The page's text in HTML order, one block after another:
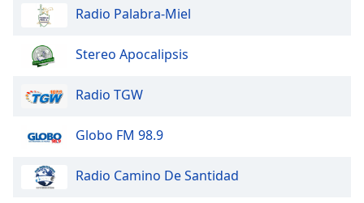
window.
Radio Palabra-Miel
Stereo Apocalipsis
Radio TGW
Globo FM 98.9
Radio Camino De Santidad